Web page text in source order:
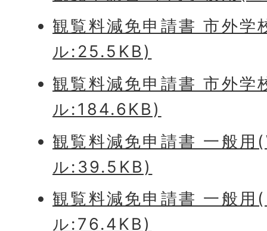
観覧料減免申請書 市外
ル:25.5KB)
観覧料減免申請書 市外学
ル:184.6KB)
観覧料減免申請書 一般
ル:39.5KB)
観覧料減免申請書 一般用
ル:76.4KB)